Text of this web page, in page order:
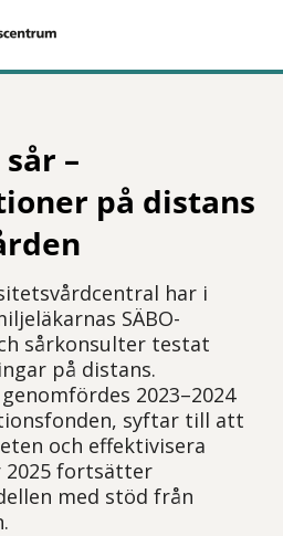
–
på distans
har i
SÄBO-
sårkonsulter testat
på distans.
2023–2024
syftar till att
och effektivisera
2025 fortsätter
med stöd från